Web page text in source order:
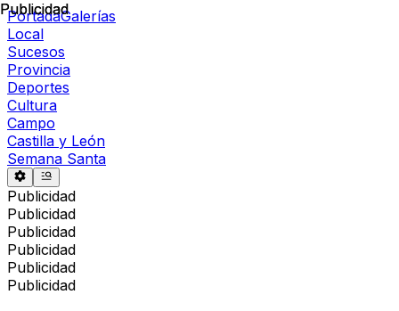
PortadaGalerías
Local
Sucesos
Provincia
Deportes
Cultura
Campo
Castilla y León
Semana Santa
Publicidad
Publicidad
Publicidad
Publicidad
Publicidad
Publicidad
Publicidad
Publicidad